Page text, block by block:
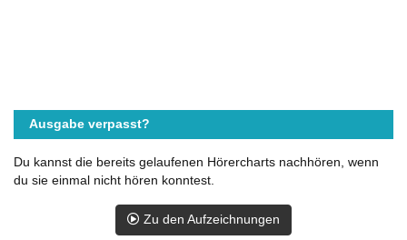
Ausgabe verpasst?
Du kannst die bereits gelaufenen Hörercharts nachhören, wenn
du sie einmal nicht hören konntest.
Zu den Aufzeichnungen